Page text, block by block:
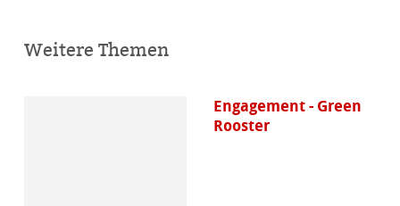
Weitere Themen
Engagement - Green
Rooster